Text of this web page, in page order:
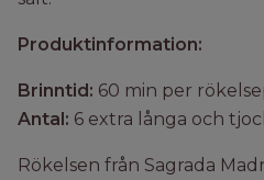
Produktinformation:
Brinntid: 60 min per
Antal: 6 extra långa och
Rökelsen från Sagrada